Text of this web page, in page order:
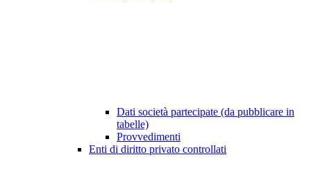
Dati società partecipate (da pubblicare in
tabelle)
Provvedimenti
Enti di diritto privato controllati